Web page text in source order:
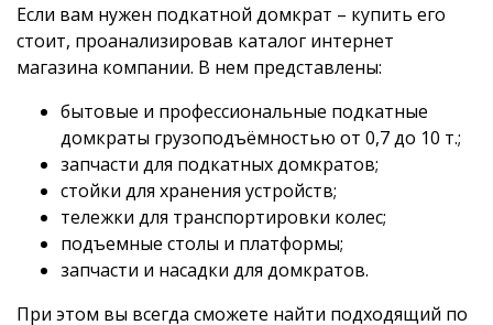
Если вам нужен подкатной домкрат – купить его
стоит, проанализировав каталог интернет
магазина компании. В нем представлены:
бытовые и профессиональные подкатные
домкраты грузоподъёмностью от 0,7 до 10 т.;
запчасти для подкатных домкратов;
стойки для хранения устройств;
тележки для транспортировки колес;
подъемные столы и платформы;
запчасти и насадки для домкратов.
При этом вы всегда сможете найти подходящий по